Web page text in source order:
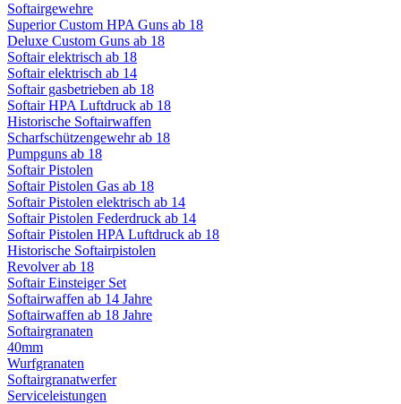
Softairgewehre
Superior Custom HPA Guns ab 18
Deluxe Custom Guns ab 18
Softair elektrisch ab 18
Softair elektrisch ab 14
Softair gasbetrieben ab 18
Softair HPA Luftdruck ab 18
Historische Softairwaffen
Scharfschützengewehr ab 18
Pumpguns ab 18
Softair Pistolen
Softair Pistolen Gas ab 18
Softair Pistolen elektrisch ab 14
Softair Pistolen Federdruck ab 14
Softair Pistolen HPA Luftdruck ab 18
Historische Softairpistolen
Revolver ab 18
Softair Einsteiger Set
Softairwaffen ab 14 Jahre
Softairwaffen ab 18 Jahre
Softairgranaten
40mm
Wurfgranaten
Softairgranatwerfer
Serviceleistungen